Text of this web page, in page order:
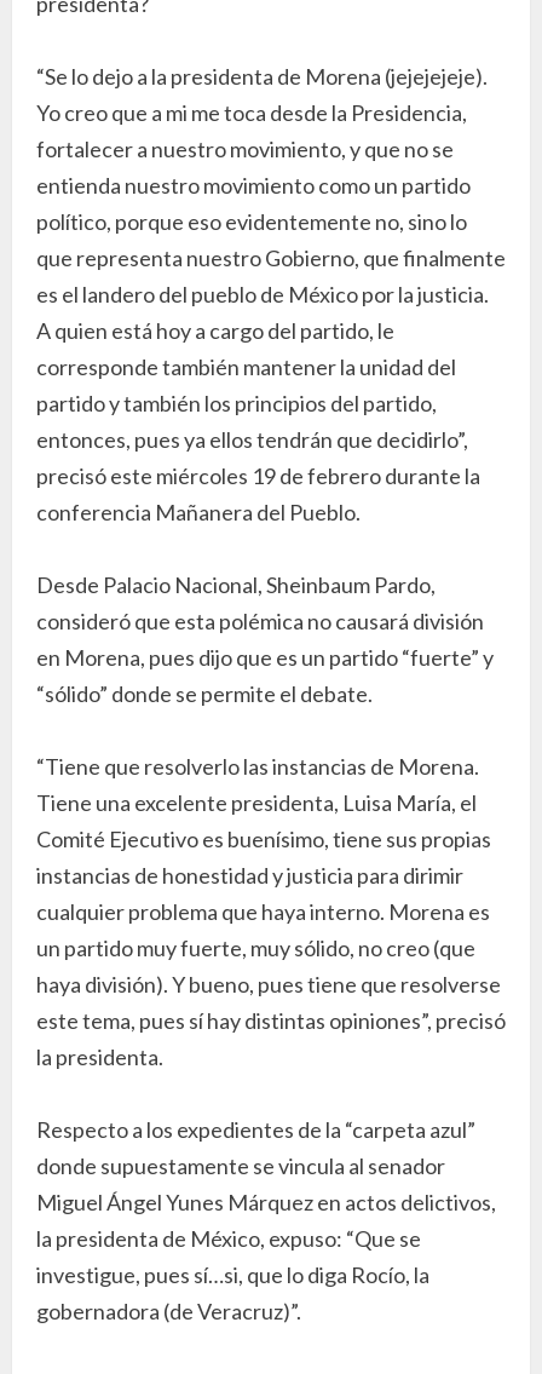
“Se lo dejo a la presidenta de Morena (jejejejeje).
Yo creo que a mi me toca desde la Presidencia,
fortalecer a nuestro movimiento, y que no se
entienda nuestro movimiento como un partido
político, porque eso evidentemente no, sino lo
que representa nuestro Gobierno, que finalmente
es el landero del pueblo de México por la justicia.
A quien está hoy a cargo del partido, le
corresponde también mantener la unidad del
partido y también los principios del partido,
entonces, pues ya ellos tendrán que decidirlo”,
precisó este miércoles 19 de febrero durante la
conferencia Mañanera del Pueblo.
Desde Palacio Nacional, Sheinbaum Pardo,
consideró que esta polémica no causará división
en Morena, pues dijo que es un partido “fuerte” y
“sólido” donde se permite el debate.
“Tiene que resolverlo las instancias de Morena.
Tiene una excelente presidenta, Luisa María, el
Comité Ejecutivo es buenísimo, tiene sus propias
instancias de honestidad y justicia para dirimir
cualquier problema que haya interno. Morena es
un partido muy fuerte, muy sólido, no creo (que
haya división). Y bueno, pues tiene que resolverse
este tema, pues sí hay distintas opiniones”, precisó
la presidenta.
Respecto a los expedientes de la “carpeta azul”
donde supuestamente se vincula al senador
Miguel Ángel Yunes Márquez en actos delictivos,
la presidenta de México, expuso: “Que se
investigue, pues sí…si, que lo diga Rocío, la
gobernadora (de Veracruz)”.